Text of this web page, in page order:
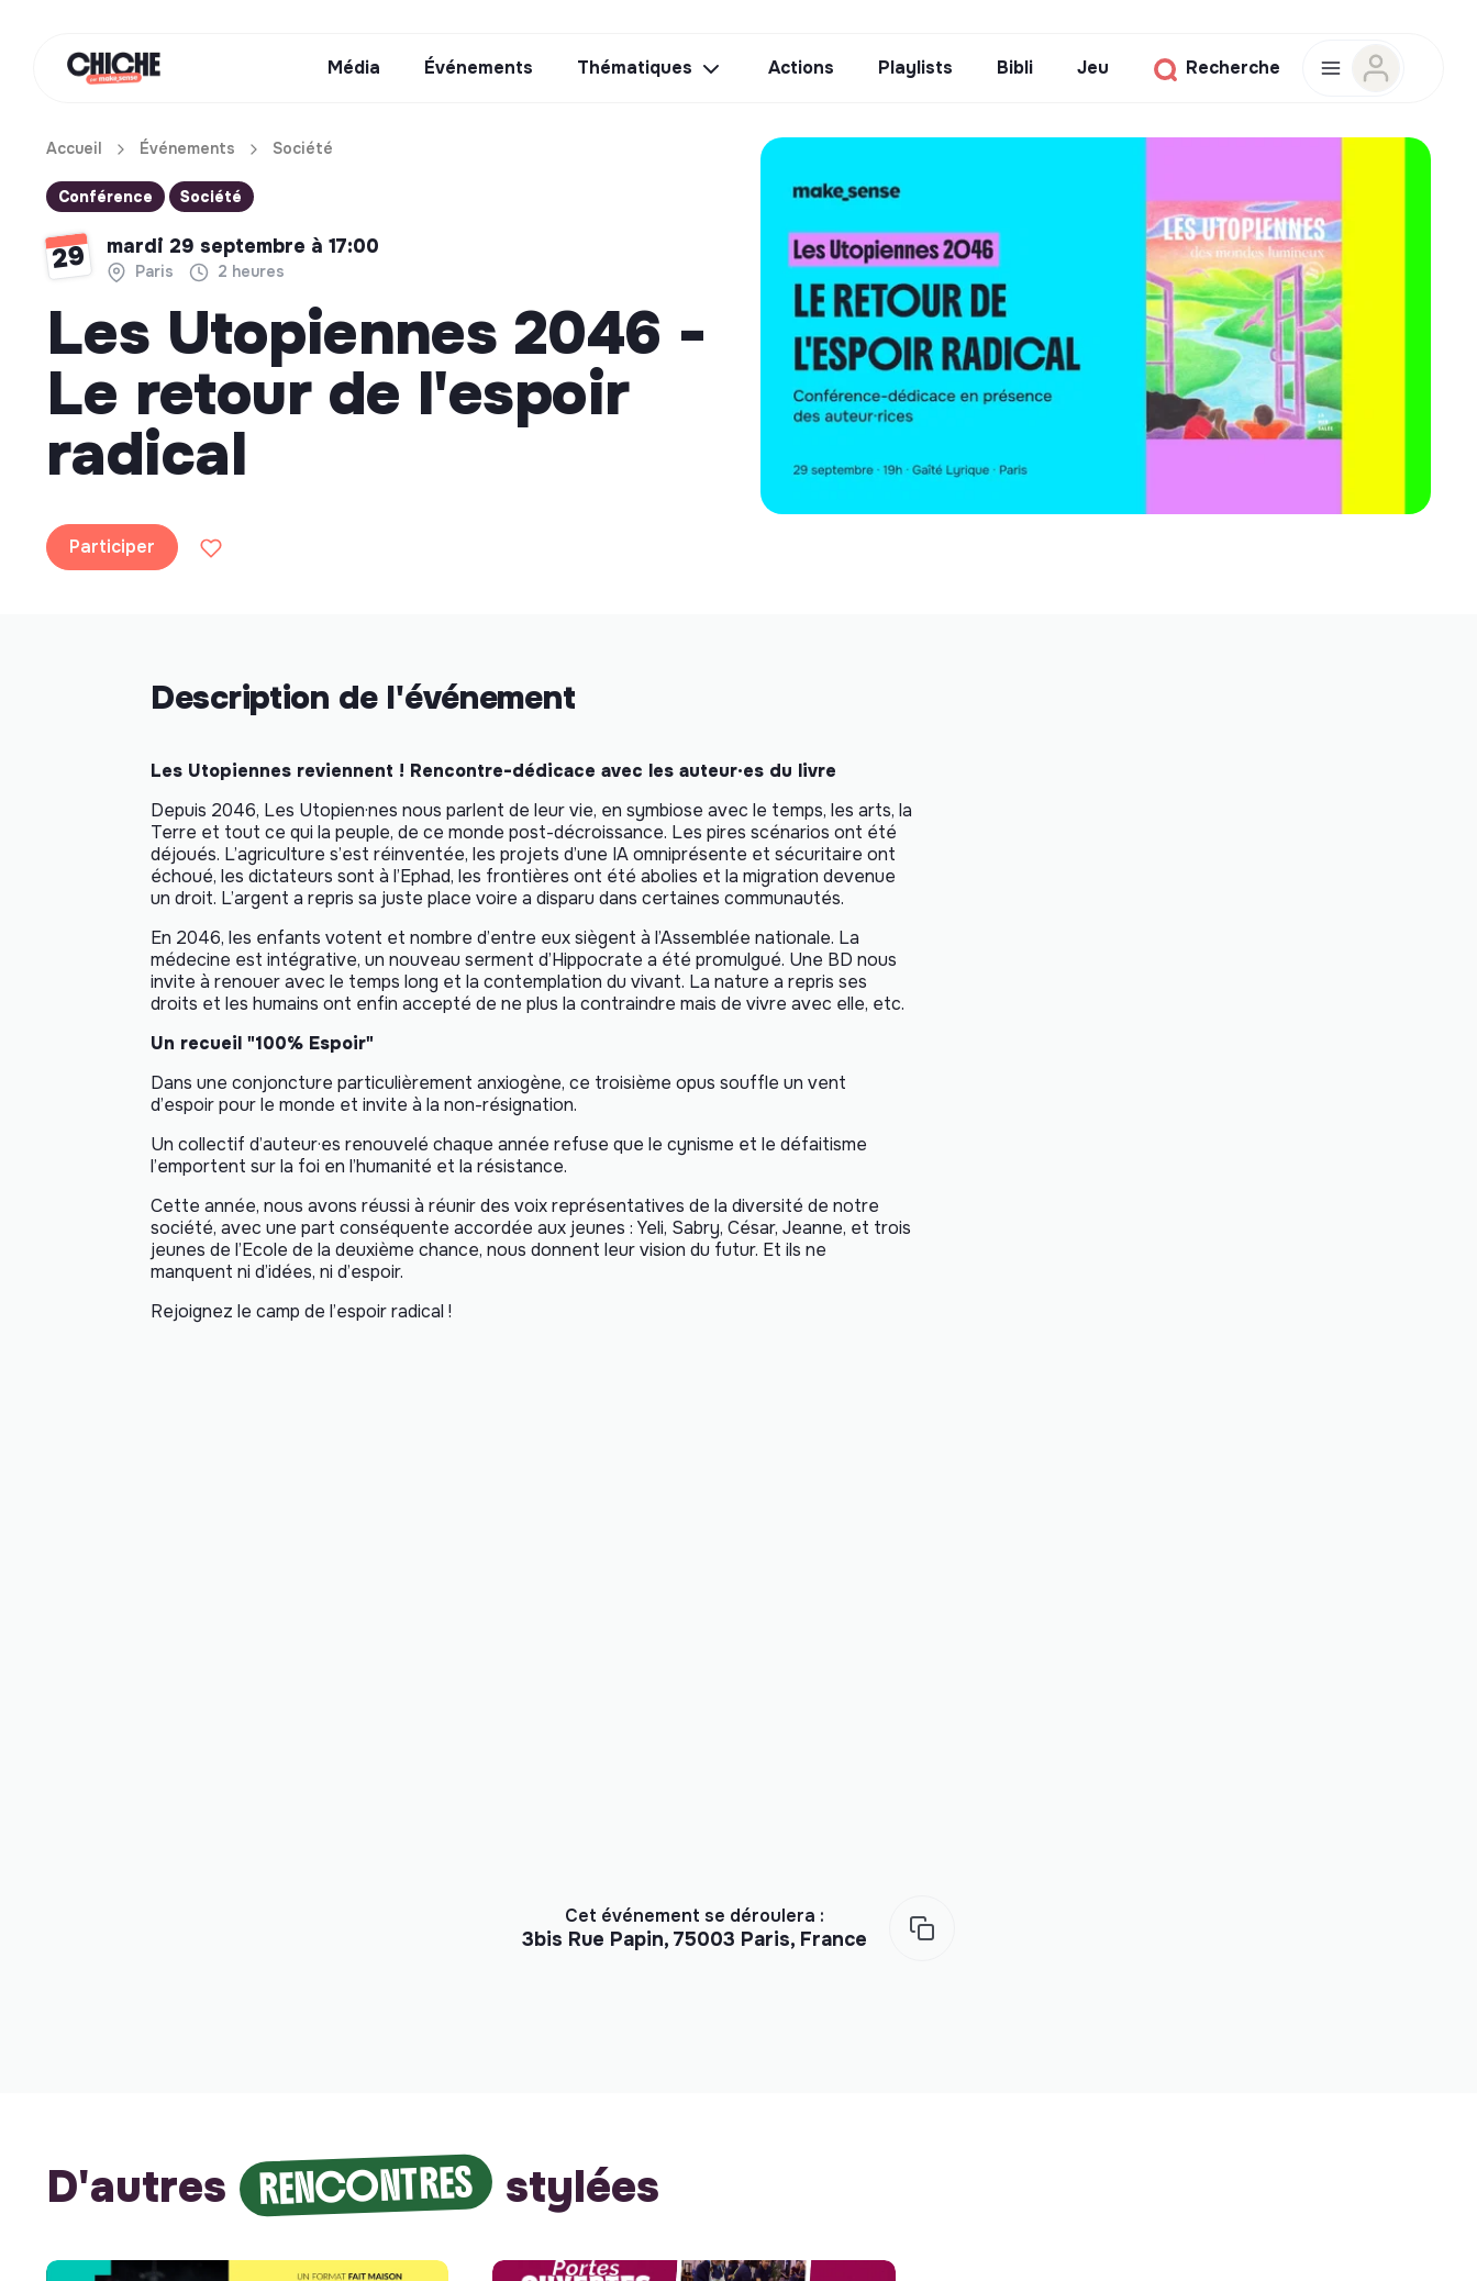
Média Événements Thématiques Actions Playlists Bibli Jeu Recherche
Accueil Événements Société
Conférence Société
29 mardi 29 septembre à 17:00
Paris 2 heures
Les Utopiennes 2046 -
Le retour de l'espoir
radical
Participer
Description de l'événement
Les Utopiennes reviennent ! Rencontre-dédicace avec les auteur·es du livre
Depuis 2046, Les Utopien·nes nous parlent de leur vie, en symbiose avec le temps, les arts, la
Terre et tout ce qui la peuple, de ce monde post-décroissance. Les pires scénarios ont été
déjoués. L’agriculture s’est réinventée, les projets d’une IA omniprésente et sécuritaire ont
échoué, les dictateurs sont à l’Ephad, les frontières ont été abolies et la migration devenue
un droit. L’argent a repris sa juste place voire a disparu dans certaines communautés.
En 2046, les enfants votent et nombre d’entre eux siègent à l’Assemblée nationale. La
médecine est intégrative, un nouveau serment d’Hippocrate a été promulgué. Une BD nous
invite à renouer avec le temps long et la contemplation du vivant. La nature a repris ses
droits et les humains ont enfin accepté de ne plus la contraindre mais de vivre avec elle, etc.
Un recueil "100% Espoir"
Dans une conjoncture particulièrement anxiogène, ce troisième opus souffle un vent
d’espoir pour le monde et invite à la non-résignation.
Un collectif d’auteur·es renouvelé chaque année refuse que le cynisme et le défaitisme
l’emportent sur la foi en l’humanité et la résistance.
Cette année, nous avons réussi à réunir des voix représentatives de la diversité de notre
société, avec une part conséquente accordée aux jeunes : Yeli, Sabry, César, Jeanne, et trois
jeunes de l’Ecole de la deuxième chance, nous donnent leur vision du futur. Et ils ne
manquent ni d’idées, ni d’espoir.
Rejoignez le camp de l’espoir radical !
Cet événement se déroulera :
3bis Rue Papin, 75003 Paris, France
D'autres RENCONTRES stylées